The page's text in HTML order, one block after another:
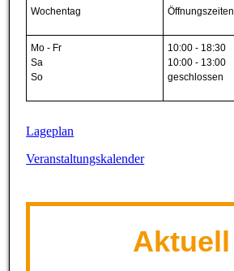
Wochentag Öffnungszeiten
Mo - Fr
Sa
So
10:00 - 18:30
10:00 - 13:00
geschlossen
Lageplan
Veranstaltungskalender
Aktuell